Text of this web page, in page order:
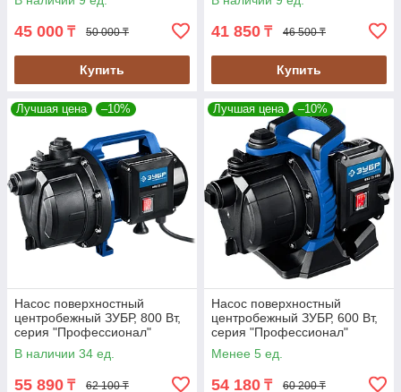
45 000 ₸ 50 000 ₸
Купить
41 850 ₸ 46 500 ₸
Купить
Лучшая цена –10%
Насос поверхностный
центробежный ЗУБР, 800 Вт,
серия "Профессионал"
(НПЦ-Т3-800)
В наличии 34 ед.
55 890 ₸ 62 100 ₸
Лучшая цена –10%
Насос поверхностный
центробежный ЗУБР, 600 Вт,
серия "Профессионал"
(НПЦ-Т3-600)
Менее 5 ед.
54 180 ₸ 60 200 ₸